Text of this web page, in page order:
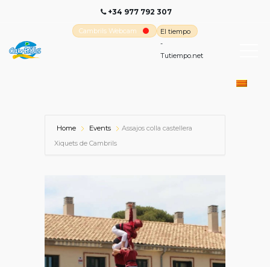
+34 977 792 307
Cambrils Webcam
El tiempo
-
Tutiempo.net
Home Events
Assajos colla castellera
Xiquets de Cambrils